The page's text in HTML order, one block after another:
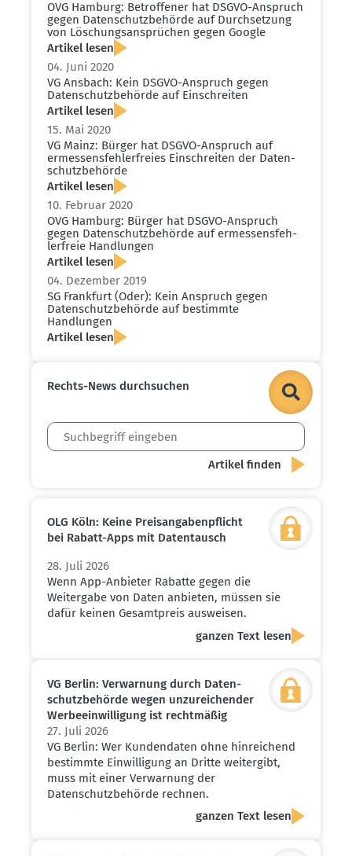
OVG Hamburg: Betrof­fener hat DSGVO-Anspruch
gegen Daten­schutz­be­hörde auf Durch­setzung
von Löschungs­an­sprüchen gegen Google
Artikel lesen
04. Juni 2020
VG Ansbach: Kein DSGVO-Anspruch gegen
Daten­schutz­be­hörde auf Einschreiten
Artikel lesen
15. Mai 2020
VG Mainz: Bürger hat DSGVO-Anspruch auf
ermes­sens­feh­ler­freies Einschreiten der Daten­
schutz­be­hörde
Artikel lesen
10. Februar 2020
OVG Hamburg: Bürger hat DSGVO-Anspruch
gegen Daten­schutz­be­hörde auf ermes­sens­feh­
ler­freie Handlungen
Artikel lesen
04. Dezember 2019
SG Frankfurt (Oder): Kein Anspruch gegen
Daten­schutz­be­hörde auf bestimmte
Handlungen
Artikel lesen
Rechts-News durch­suchen
OLG Köln: Keine Preis­an­ga­ben­pflicht
bei Rabatt-Apps mit Daten­tausch
28. Juli 2026
Wenn App-Anbieter Rabatte gegen die
Weitergabe von Daten anbieten, müssen sie
dafür keinen Gesamtpreis ausweisen.
ganzen Text lesen
VG Berlin: Verwarnung durch Daten­
schutz­be­hörde wegen unzurei­chender
Werbe­ein­wil­ligung ist recht­mäßig
27. Juli 2026
VG Berlin: Wer Kundendaten ohne hinreichend
bestimmte Einwilligung an Dritte weitergibt,
muss mit einer Verwarnung der
Datenschutzbehörde rechnen.
ganzen Text lesen